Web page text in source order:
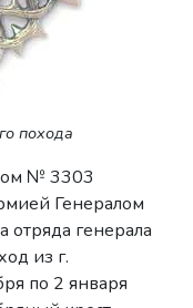
похода
№ 3303
Генералом
отряда генерала
из г.
по 2 января